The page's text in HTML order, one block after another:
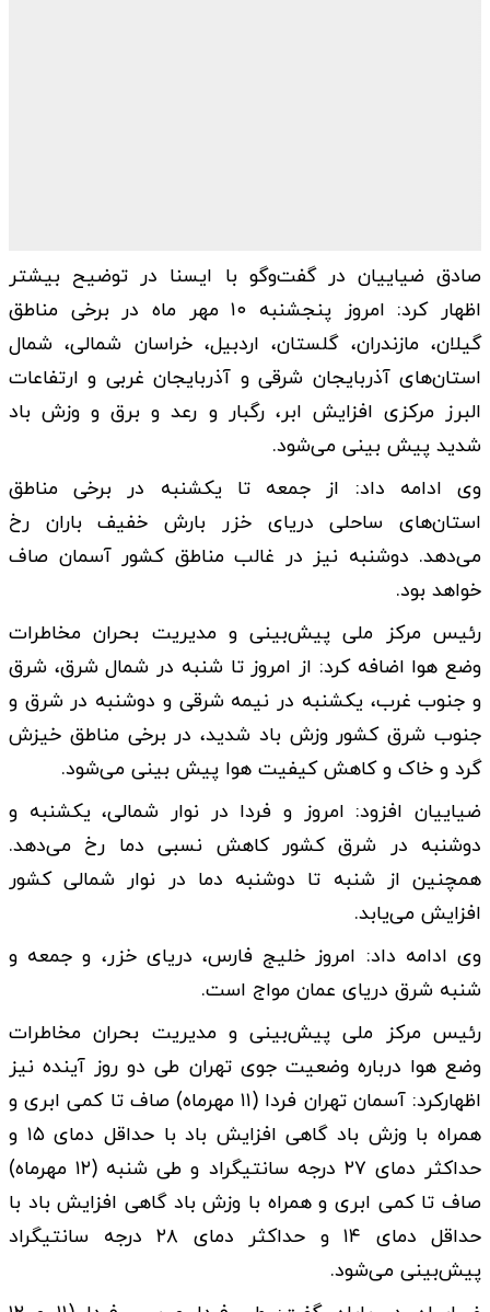
صادق ضیاییان در گفت‌وگو با ایسنا در توضیح بیشتر
اظهار کرد: امروز پنجشنبه ۱۰ مهر ماه در برخی مناطق
گیلان، مازندران، گلستان، اردبیل، خراسان شمالی، شمال
استان‌های آذربایجان شرقی و آذربایجان غربی و ارتفاعات
البرز مرکزی افزایش ابر، رگبار و رعد و برق و وزش باد
شدید پیش بینی می‌شود.
وی ادامه داد: از جمعه تا یکشنبه در برخی مناطق
استان‌های ساحلی دریای خزر بارش خفیف باران رخ
می‌دهد. دوشنبه نیز در غالب مناطق کشور آسمان صاف
خواهد بود.
رئیس مرکز ملی پیش‌بینی و مدیریت بحران مخاطرات
وضع هوا اضافه کرد: از امروز تا شنبه در شمال شرق، شرق
و جنوب غرب، یکشنبه در نیمه شرقی و دوشنبه در شرق و
جنوب شرق کشور وزش باد شدید، در برخی مناطق خیزش
گرد و خاک و کاهش کیفیت هوا پیش بینی می‌شود.
ضیاییان افزود: امروز و فردا در نوار شمالی، یکشنبه و
دوشنبه در شرق کشور کاهش نسبی دما رخ می‌دهد.
همچنین از شنبه تا دوشنبه دما در نوار شمالی کشور
افزایش می‌یابد.
وی ادامه داد: امروز خلیج فارس، دریای خزر، و جمعه و
شنبه شرق دریای عمان مواج است.
رئیس مرکز ملی پیش‌بینی و مدیریت بحران مخاطرات
وضع هوا درباره وضعیت جوی تهران طی دو روز آینده نیز
اظهارکرد: آسمان تهران فردا (۱۱ مهرماه) صاف تا کمی ابری و
همراه با وزش باد گاهی افزایش باد با حداقل دمای ۱۵ و
حداکثر دمای ۲۷ درجه سانتیگراد و طی شنبه (۱۲ مهرماه)
صاف تا کمی ابری و همراه با وزش باد گاهی افزایش باد با
حداقل دمای ۱۴ و حداکثر دمای ۲۸ درجه سانتیگراد
پیش‌بینی می‌شود.